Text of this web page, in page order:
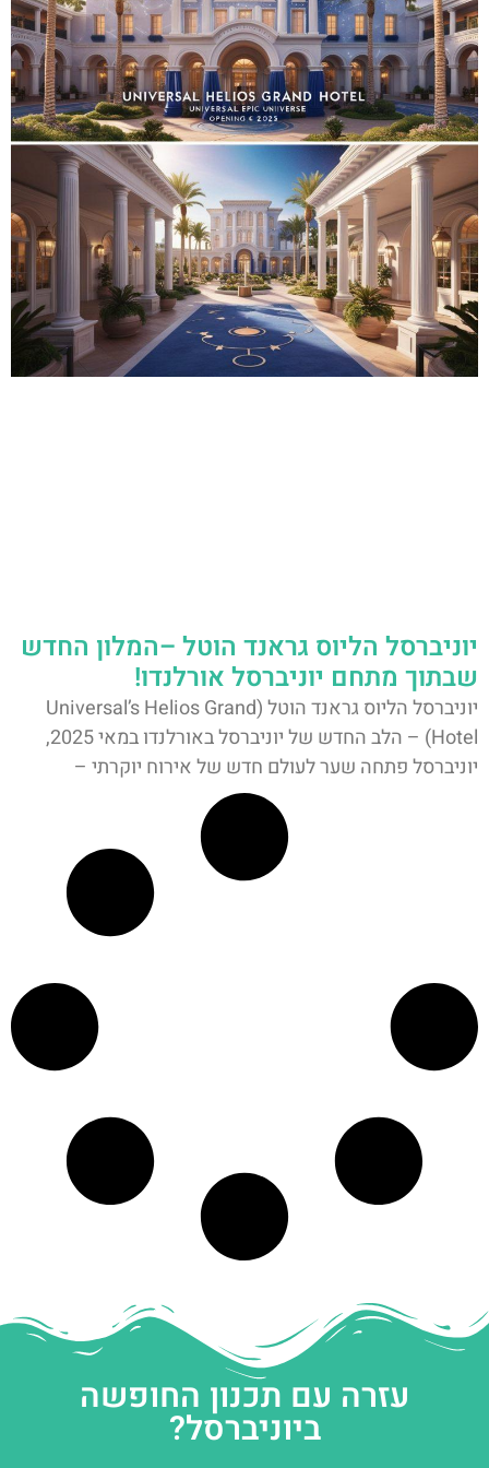
יוניברסל הליוס גראנד הוטל –המלון החדש
שבתוך מתחם יוניברסל אורלנדו!
יוניברסל הליוס גראנד הוטל (Universal’s Helios Grand
Hotel) – הלב החדש של יוניברסל באורלנדו במאי 2025,
יוניברסל פתחה שער לעולם חדש של אירוח יוקרתי –
עזרה עם תכנון החופשה
ביוניברסל?